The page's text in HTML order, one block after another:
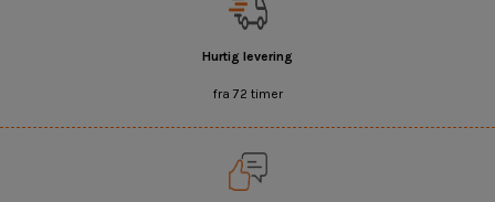
Hurtig levering
fra 72 timer